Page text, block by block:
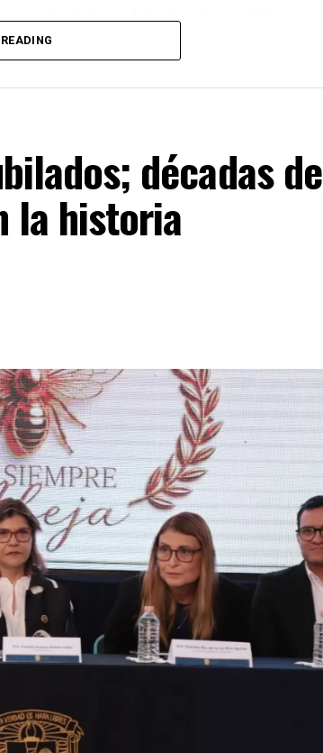
toda la verdad sobre lo sucedido.
judiciales relacionadas con funcionarios y
será un juez quien determine su
décadas de
la historia